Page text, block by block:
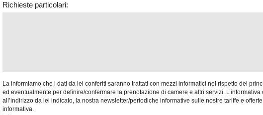
Richieste particolari:
La informiamo che i dati da lei conferiti saranno trattati con mezzi informatici nel rispetto dei
ed eventualmente per definire/confermare la prenotazione di camere e altri servizi.
all’indirizzo da lei indicato, la nostra newsletter/periodiche informative sulle nostre tariffe e
informativa.